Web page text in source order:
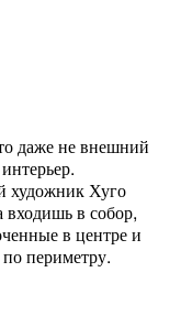
даже не внешний
художник Хуго
входишь в собор,
в центре и
периметру.